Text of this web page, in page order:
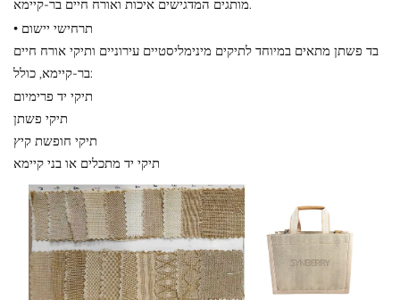
מותגים המדגישים איכות ואורח חיים בר-קיימא.
• תרחישי יישום
בד פשתן מתאים במיוחד לתיקים מינימליסטיים עירוניים ותיקי אורח חיים
בר-קיימא, כולל:
תיקי יד פרימיום
תיקי פשתן
תיקי חופשת קיץ
תיקי יד מתכלים או בני קיימא